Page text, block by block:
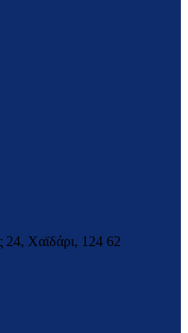
Χαϊδάρι, 124 62